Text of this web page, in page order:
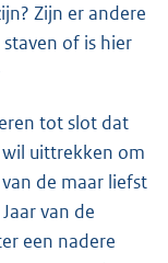
Zijn er andere
of is hier
tot slot dat
uittrekken om
de maar liefst
van de
een nadere